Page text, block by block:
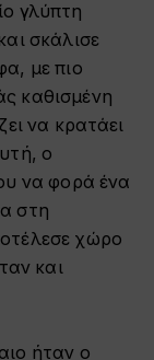
γλύπτη
σκάλισε
με πιο
καθισμένη
να κρατάει
ο
να φορά ένα
στη
χώρο
και
ήταν ο